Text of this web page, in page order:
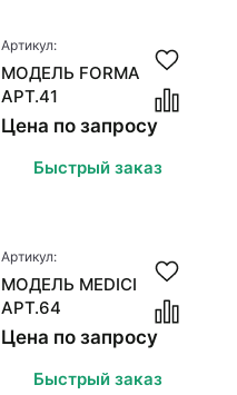
Артикул:
МОДЕЛЬ FORMA
АРТ.41
Цена по запросу
Быстрый заказ
Артикул:
МОДЕЛЬ MEDICI
АРТ.64
Цена по запросу
Быстрый заказ